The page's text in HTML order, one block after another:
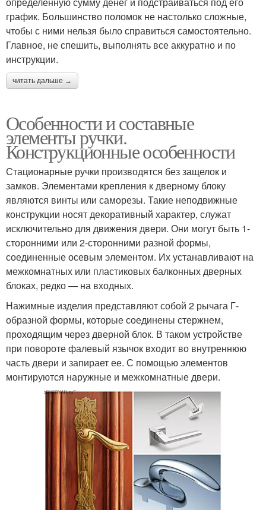
график. Большинство поломок не настолько сложные,
чтобы с ними нельзя было справиться самостоятельно.
Главное, не спешить, выполнять все аккуратно и по
инструкции.
читать дальше →
Особенности и составные
элементы ручки.
Конструкционные особенности
Стационарные ручки производятся без защелок и
замков. Элементами крепления к дверному блоку
являются винты или саморезы. Такие неподвижные
конструкции носят декоративный характер, служат
исключительно для движения двери. Они могут быть 1-
сторонними или 2-сторонними разной формы,
соединенные осевым элементом. Их устанавливают на
межкомнатных или пластиковых балконных дверных
блоках, редко — на входных.
Нажимные изделия представляют собой 2 рычага Г-
образной формы, которые соединены стержнем,
проходящим через дверной блок. В таком устройстве
при повороте фалевый язычок входит во внутреннюю
часть двери и запирает ее. С помощью элементов
монтируются наружные и межкомнатные двери.